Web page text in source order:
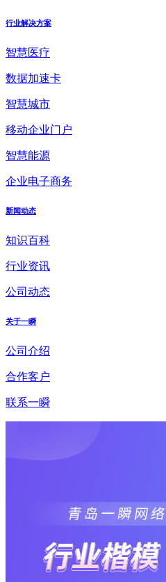
行业解决方案
智慧医疗
数据加速卡
智慧城市
移动企业门户
智慧能源
企业电子商务
新闻动态
知识百科
行业资讯
公司动态
关于一瞬
公司介绍
合作客户
联系一瞬